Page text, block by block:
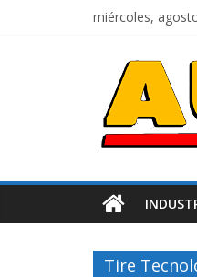
miércoles,
Tire